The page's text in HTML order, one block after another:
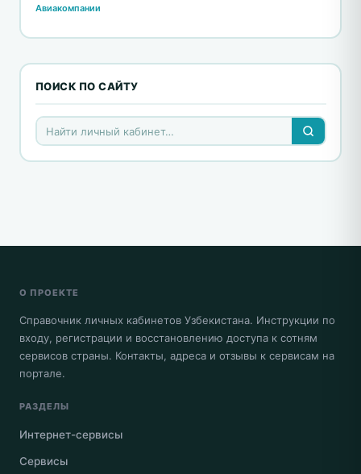
Авиакомпании
ПОИСК ПО САЙТУ
О ПРОЕКТЕ
Справочник личных кабинетов Узбекистана. Инструкции по
входу, регистрации и восстановлению доступа к сотням
сервисов страны. Контакты, адреса и отзывы к сервисам на
портале.
РАЗДЕЛЫ
Интернет-сервисы
Сервисы